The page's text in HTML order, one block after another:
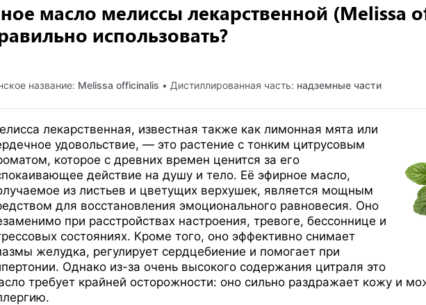
масло мелиссы лекарственной (Melissa
использовать?
название: Melissa officinalis • Дистиллированная часть: надземные части
лекарственная, известная также как лимонная мята или
удовольствие, — это растение с тонким цитрусовым
которое с древних времен ценится за его
действие на душу и тело. Её эфирное масло,
из листьев и цветущих верхушек, является мощным
для восстановления эмоционального равновесия. Оно
при расстройствах настроения, тревоге, бессоннице и
состояниях. Кроме того, оно эффективно снимает
желудка, регулирует сердцебиение и помогает при
Однако из-за очень высокого содержания цитраля это
требует крайней осторожности: оно сильно раздражает кожу и